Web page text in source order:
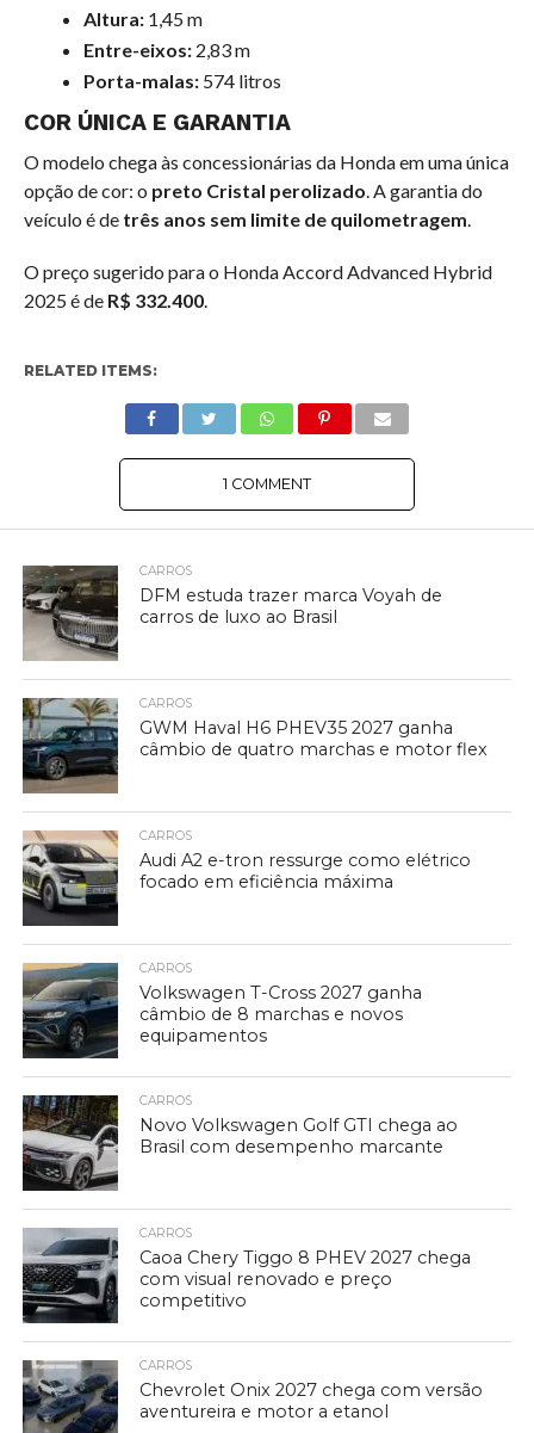
Altura:1,45 m
Entre-eixos:2,83 m
Porta-malas:574 litros
COR ÚNICA E GARANTIA
O modelo chega às concessionárias da Honda em uma única
opção de cor: o preto Cristal perolizado. A garantia do
veículo é de três anos sem limite de quilometragem.
O preço sugerido para o Honda Accord Advanced Hybrid
2025 é de R$ 332.400.
RELATED ITEMS:
1 COMMENT
CARROS
DFM estuda trazer marca Voyah de
carros de luxo ao Brasil
CARROS
GWM Haval H6 PHEV35 2027 ganha
câmbio de quatro marchas e motor flex
CARROS
Audi A2 e-tron ressurge como elétrico
focado em eficiência máxima
CARROS
Volkswagen T-Cross 2027 ganha
câmbio de 8 marchas e novos
equipamentos
CARROS
Novo Volkswagen Golf GTI chega ao
Brasil com desempenho marcante
CARROS
Caoa Chery Tiggo 8 PHEV 2027 chega
com visual renovado e preço
competitivo
CARROS
Chevrolet Onix 2027 chega com versão
aventureira e motor a etanol